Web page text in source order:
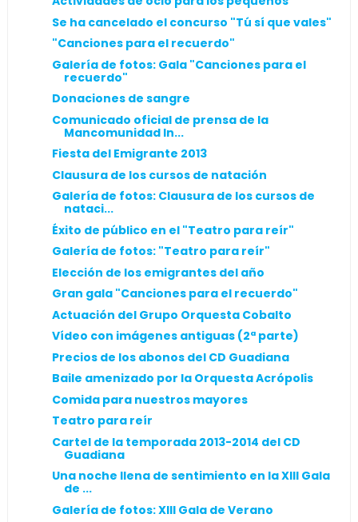
Se ha cancelado el concurso "Tú sí que vales"
"Canciones para el recuerdo"
Galería de fotos: Gala "Canciones para el
recuerdo"
Donaciones de sangre
Comunicado oficial de prensa de la
Mancomunidad In...
Fiesta del Emigrante 2013
Clausura de los cursos de natación
Galería de fotos: Clausura de los cursos de
nataci...
Éxito de público en el "Teatro para reír"
Galería de fotos: "Teatro para reír"
Elección de los emigrantes del año
Gran gala "Canciones para el recuerdo"
Actuación del Grupo Orquesta Cobalto
Vídeo con imágenes antiguas (2ª parte)
Precios de los abonos del CD Guadiana
Baile amenizado por la Orquesta Acrópolis
Comida para nuestros mayores
Teatro para reír
Cartel de la temporada 2013-2014 del CD
Guadiana
Una noche llena de sentimiento en la XIII Gala
de ...
Galería de fotos: XIII Gala de Verano